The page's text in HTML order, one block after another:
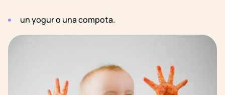
un yogur o una compota.